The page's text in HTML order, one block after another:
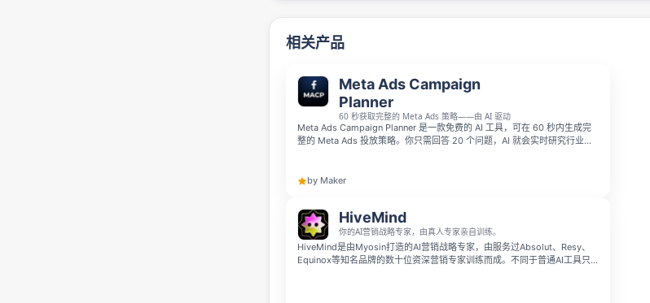
相关产品
Meta Ads Campaign
Planner
60 秒获取完整的 Meta Ads 策略——由 AI 驱动
Meta Ads Campaign Planner 是一款免费的 AI 工具，可在 60 秒内生成完
整的 Meta Ads 投放策略。你只需回答 20 个问题，AI 就会实时研究行业与
by Maker
HiveMind
你的AI营销战略专家，由真人专家亲自训练。
HiveMind是由Myosin打造的AI营销战略专家，由服务过Absolut、Resy、
Equinox等知名品牌的数十位资深营销专家训练而成。不同于普通AI工具只